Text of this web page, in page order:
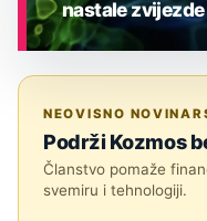
nastale zvijezde
NEOVISNO
Podrži Kozmos
Članstvo pomaže
svemiru i tehnologiji.